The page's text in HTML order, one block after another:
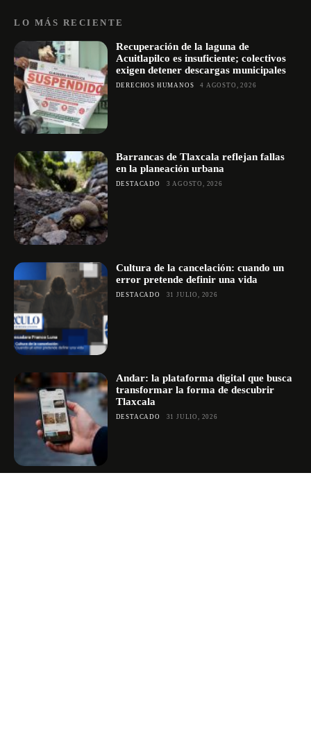
LO MÁS RECIENTE
Recuperación de la laguna de
Acuitlapilco es insuficiente; colectivos
exigen detener descargas municipales
DERECHOS HUMANOS 4 AGOSTO, 2026
Barrancas de Tlaxcala reflejan fallas
en la planeación urbana
DESTACADO 3 AGOSTO, 2026
Cultura de la cancelación: cuando un
error pretende definir una vida
DESTACADO 31 JULIO, 2026
Andar: la plataforma digital que busca
transformar la forma de descubrir
Tlaxcala
DESTACADO 31 JULIO, 2026